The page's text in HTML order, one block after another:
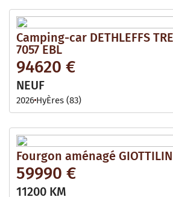
Camping-car DETHLEFFS
7057 EBL
94620 €
NEUF
2026 HyÈres (83)
Fourgon aménagé
59990 €
11200 KM